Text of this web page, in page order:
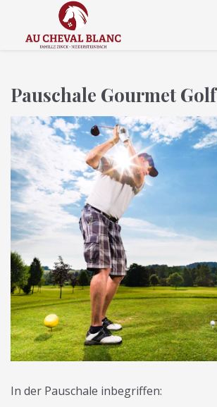
Pauschale Gourmet Golf
In der Pauschale inbegriffen: